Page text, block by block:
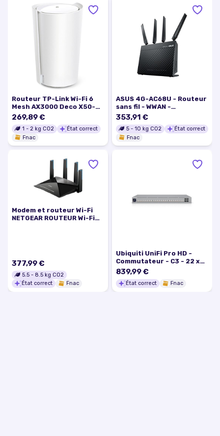
Routeur TP-Link Wi-Fi 6
Mesh AX3000 Deco X50-
5G Blanc
269,89 €
1 - 2 kg CO2
État correct
Fnac
ASUS 4G-AC68U - Routeur
sans fil - WWAN -
commutateur 4 ports -
GigE - 802.11a/b/g/n/ac -
Bi-bande service non
inclus
353,91 €
5 - 10 kg CO2
État correct
Fnac
Modem et routeur Wi-Fi
NETGEAR ROUTEUR Wi-Fi
377,99 €
5.5 - 8.5 kg CO2
État correct
Fnac
Ubiquiti UniFi Pro HD -
Commutateur - C3 - 22 x
2.5GBase-T + 2 x 10
Gigabit Ethernet + 4 x 10
Gigabit SFP+ - Montable
839,99 €
État correct Fnac